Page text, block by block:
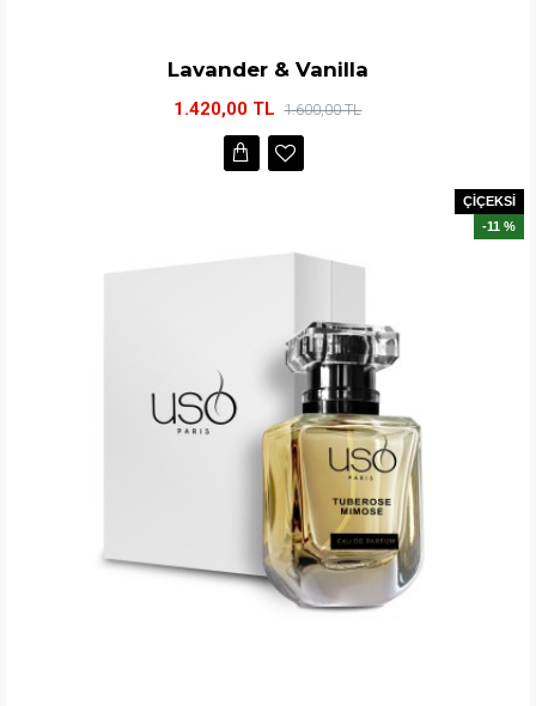
Lavander & Vanilla
1.420,00 TL 1.600,00 TL
ÇİÇEKSİ
-11 %